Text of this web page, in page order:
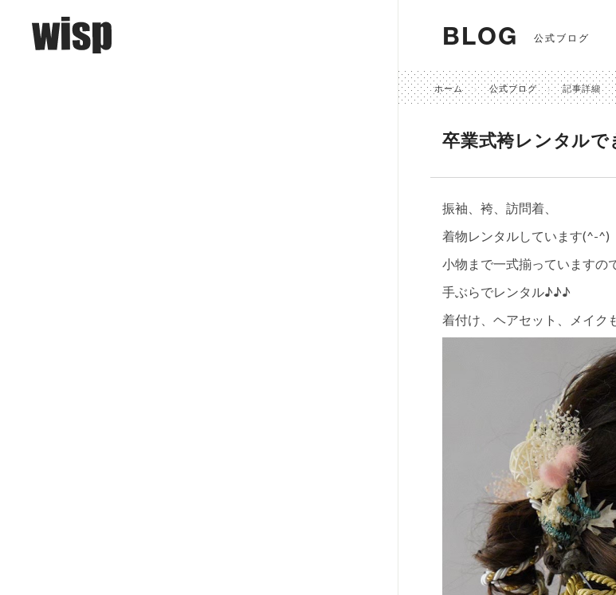
BLOG 公式ブログ
ホーム 公式ブログ 記事詳細
卒業式袴レンタルで
振袖、袴、訪問着、
着物レンタルしています(^-^)
小物まで一式揃っていますの
手ぶらでレンタル♪♪♪
着付け、ヘアセット、メイク